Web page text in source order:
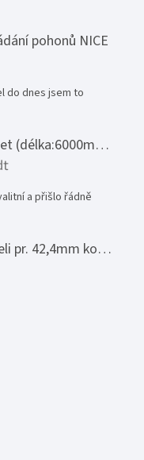
pohonů NICE
hvězdiček.
do dnes jsem to
Nerezové zábradlí - set (délka:6000mm x výška:1000mm)
hvězdiček.
a přišlo řádně
Madlo z nerezové oceli pr. 42,4mm komplet - model 0116 - 3000mm
hvězdiček.